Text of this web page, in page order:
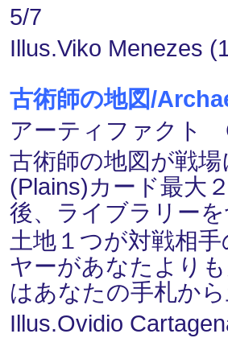
5/7
Illus.Viko Menezes
古術師の地図/
アーティファクト
古術師の地図が戦
(Plains)カード最大
後、ライブラリーを
土地１つが対戦相
ヤーがあなたより
はあなたの手札か
Illus.Ovidio